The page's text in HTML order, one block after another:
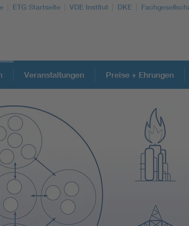
ETG Startseite VDE Institut DKE
Weitere Themen
Energy efficiency
Energy grids
Energy storage
Veranstaltungen Preise + Ehrungen